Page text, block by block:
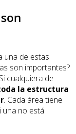
una de estas
son importantes?
cualquiera de
la estructura
. Cada área tiene
una no está